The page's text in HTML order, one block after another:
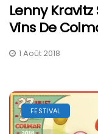
Lenny Kravitz
Vins De
1 Août 2018
FESTIVAL